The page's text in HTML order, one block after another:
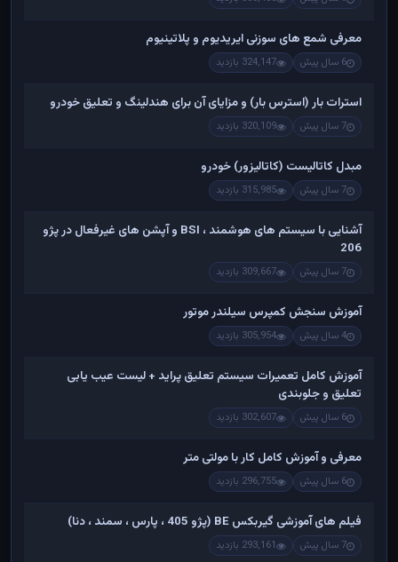
معرفی شمع های سوزنی ایریدیوم و پلاتینیوم
6 سال پیش 324,147 بازدید
استرات بار (استرس بار) و مزایای آن برای هندلینگ و تعلیق خودرو
7 سال پیش 320,109 بازدید
مبدل کاتالیست (کاتالیزور) خودرو
7 سال پیش 315,985 بازدید
آشنایی با سیستم های هوشمند ، BSI و آپشن های غیرفعال در پژو
206
7 سال پیش 309,667 بازدید
آموزش سنجش کمپرس سیلندر موتور
4 سال پیش 305,954 بازدید
آموزش کامل تعمیرات سیستم تعلیق پراید + لیست عیب یابی
تعلیق و جلوبندی
6 سال پیش 302,607 بازدید
معرفی و آموزش کامل کار با مولتی متر
6 سال پیش 296,755 بازدید
فیلم های آموزشی گیربکس BE (پژو 405 ، پارس ، سمند ، دنا)
7 سال پیش 293,161 بازدید